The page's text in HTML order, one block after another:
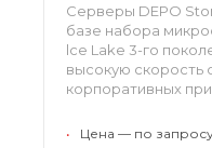
Серверы DEPO
базе на­бора
lce Lаkе 3-го
высокую скорость
корпоративных
• Цена — по